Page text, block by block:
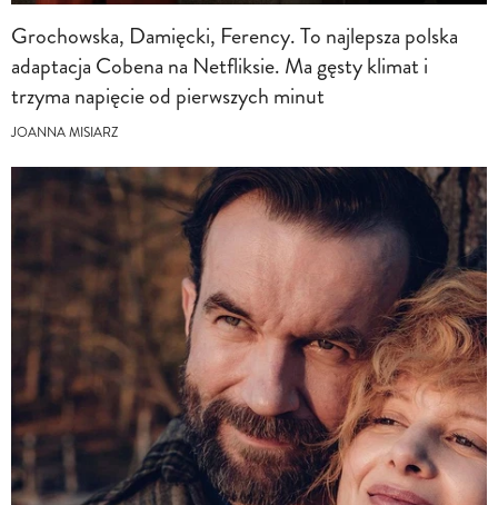
Grochowska, Damięcki, Ferency. To najlepsza polska
adaptacja Cobena na Netfliksie. Ma gęsty klimat i
trzyma napięcie od pierwszych minut
JOANNA MISIARZ